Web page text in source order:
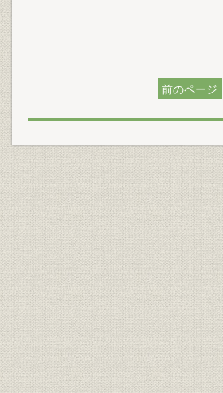
前のページ